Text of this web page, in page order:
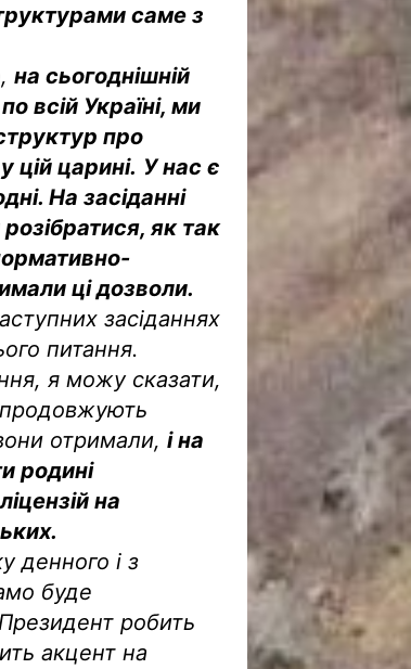
саме з
на сьогоднішній
всій Україні, ми
про
цій царині. У нас є
На засіданні
як так
ці дозволи.
засіданнях
питання.
я можу сказати,
продовжують
вони отримали,і на
родині
на
денного і з
буде
робить
акцент на